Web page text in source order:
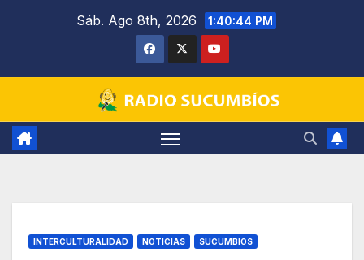
Sáb. Ago 8th, 2026 1:40:44 PM
INTERCULTURALIDAD NOTICIAS SUCUMBIOS